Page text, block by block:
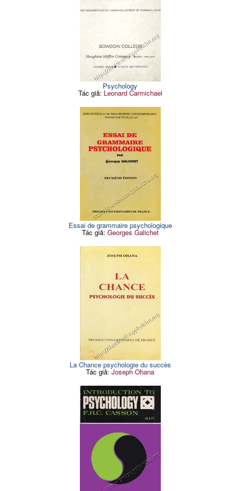
Psychology
Tác giả: Leonard Carmichael
Essai de grammaire psychologique
Tác giả: Georges Galichet
La Chance psychologie du succès
Tác giả:Joseph Ohana